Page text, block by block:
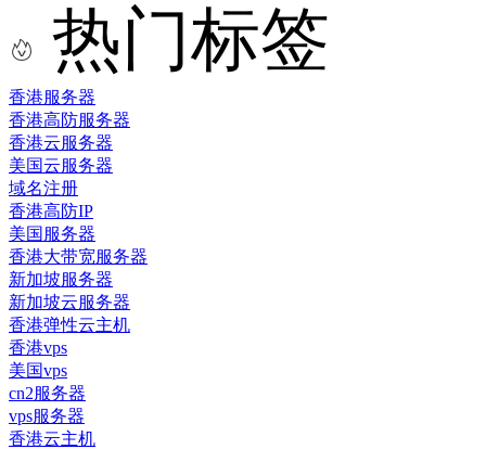
热门标签
香港服务器
香港高防服务器
香港云服务器
美国云服务器
域名注册
香港高防IP
美国服务器
香港大带宽服务器
新加坡服务器
新加坡云服务器
香港弹性云主机
香港vps
美国vps
cn2服务器
vps服务器
香港云主机